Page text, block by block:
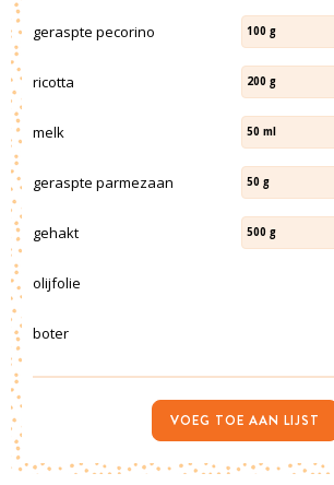
geraspte pecorino 100 g
ricotta 200 g
melk 50 ml
geraspte parmezaan 50 g
gehakt 500 g
olijfolie
boter
VOEG TOE AAN LIJST